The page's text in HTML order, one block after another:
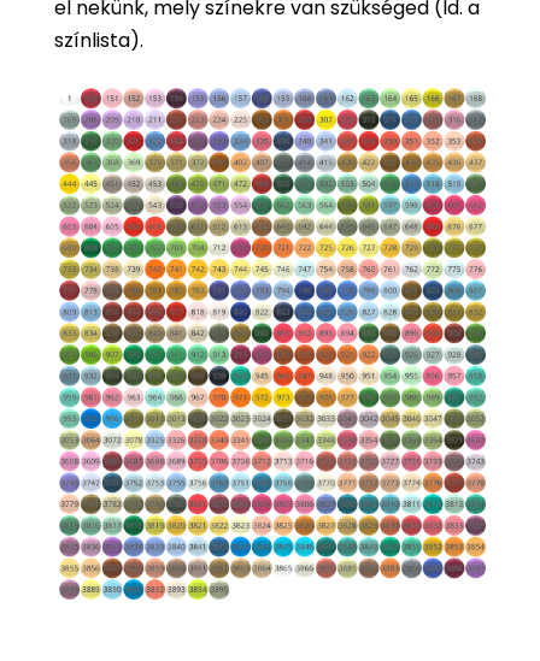
el nekünk, mely színekre van szükséged (ld. a
színlista).